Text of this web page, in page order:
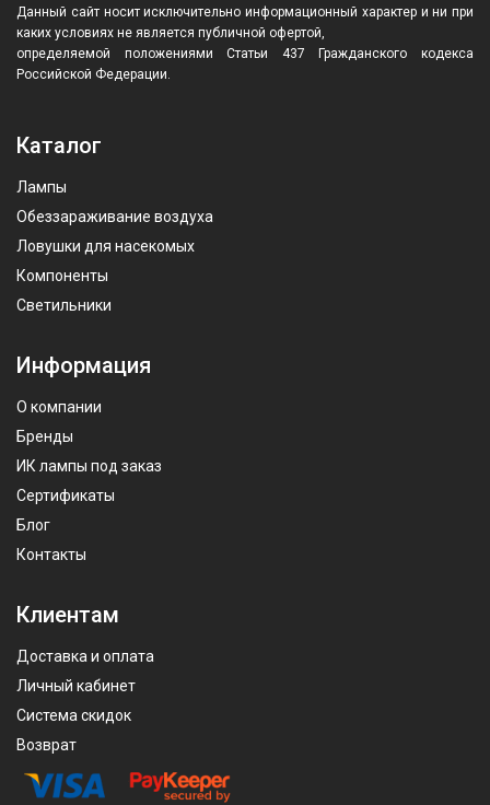
Данный сайт носит исключительно информационный характер и ни при
каких условиях не является публичной офертой,
определяемой положениями Статьи 437 Гражданского кодекса
Российской Федерации.
Каталог
Лампы
Обеззараживание воздуха
Ловушки для насекомых
Компоненты
Светильники
Информация
О компании
Бренды
ИК лампы под заказ
Сертификаты
Блог
Контакты
Клиентам
Доставка и оплата
Личный кабинет
Система скидок
Возврат